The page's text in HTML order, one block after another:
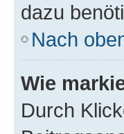
dazu
Nach
Wie
Durch